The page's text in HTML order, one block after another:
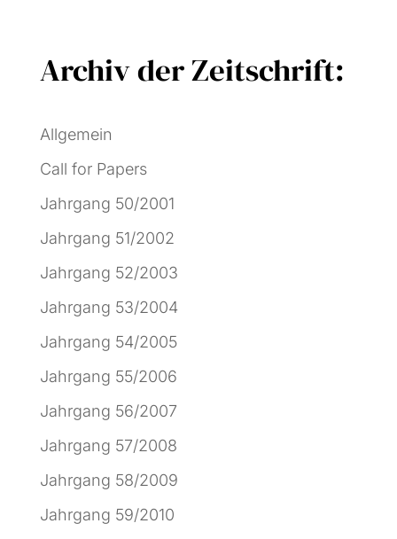
Archiv der Zeitschrift:
Allgemein
Call for Papers
Jahrgang 50/2001
Jahrgang 51/2002
Jahrgang 52/2003
Jahrgang 53/2004
Jahrgang 54/2005
Jahrgang 55/2006
Jahrgang 56/2007
Jahrgang 57/2008
Jahrgang 58/2009
Jahrgang 59/2010